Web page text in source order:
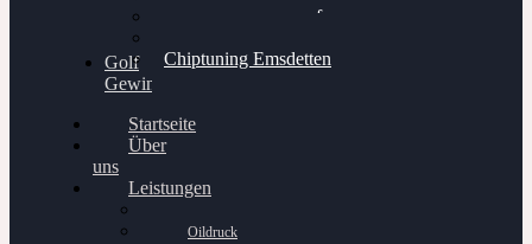
Chiptuning Schüttorf
Chiptuning Emsdetten
Golf
Gewinnspiel
Startseite
Über
uns
Leistungen
Oildruck